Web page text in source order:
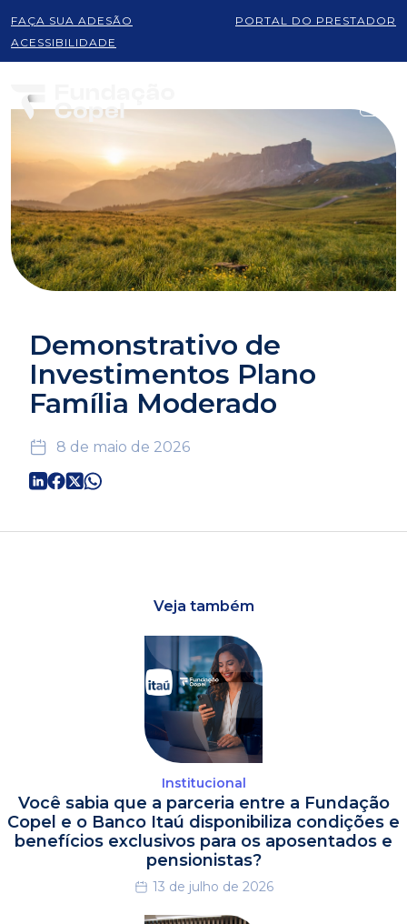
FAÇA SUA ADESÃO
PORTAL DO PRESTADOR
ACESSIBILIDADE
Demonstrativo de
Investimentos Plano
Família Moderado
8 de maio de 2026
Veja também
Institucional
Você sabia que a parceria entre a Fundação
Copel e o Banco Itaú disponibiliza condições e
benefícios exclusivos para os aposentados e
pensionistas?
13 de julho de 2026